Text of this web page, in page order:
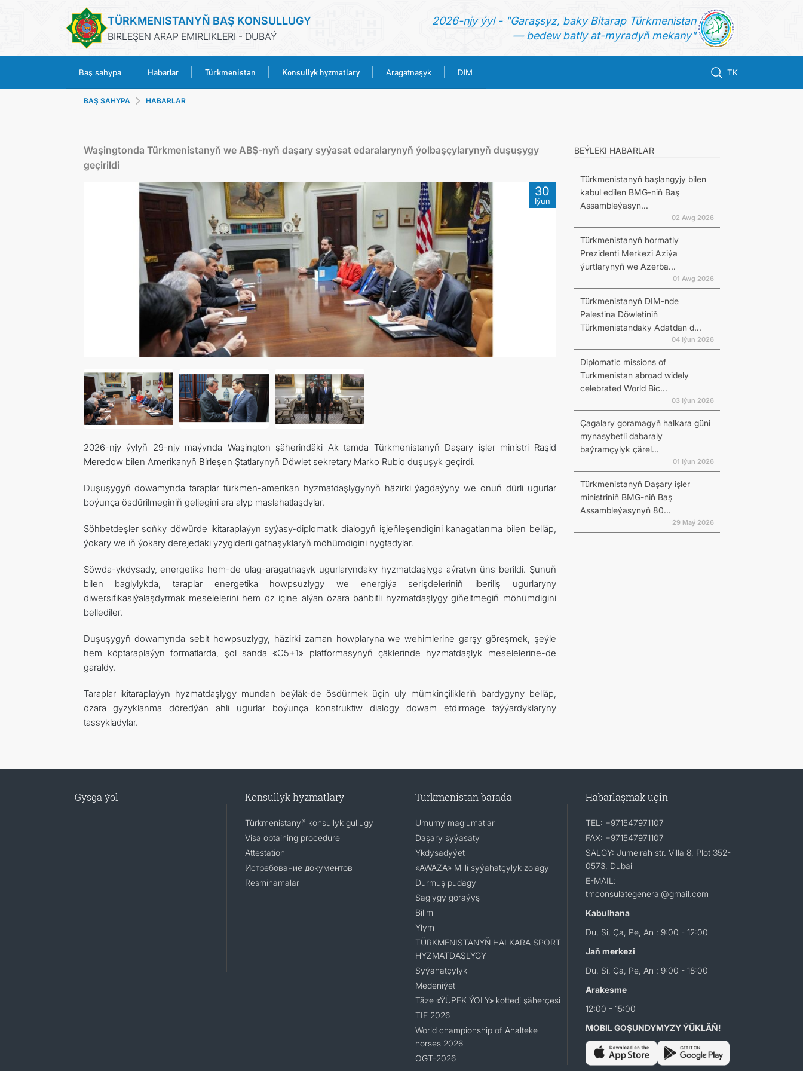
TÜRKMENISTANYŇ BAŞ KONSULLUGY
BIRLEŞEN ARAP EMIRLIKLERI - DUBAÝ
2026-njy ýyl - "Garaşsyz, baky Bitarap Türkmenistan
— bedew batly at-myradyň mekany"
Baş sahypa Habarlar Türkmenistan Konsullyk hyzmatlary Aragatnaşyk DIM TK
KONSULLYK HYZMATLARY
ARAGATNAŞYK
DIM
BAŞ SAHYPA HABARLAR
Waşingtonda Türkmenistanyň we ABŞ-nyň daşary syýasat edaralarynyň ýolbaşçylarynyň duşuşygy
geçirildi
30
Iýun
2026-njy ýylyň 29-njy maýynda Waşington şäherindäki Ak tamda Türkmenistanyň Daşary işler ministri Raşid
Meredow bilen Amerikanyň Birleşen Ştatlarynyň Döwlet sekretary Marko Rubio duşuşyk geçirdi.
Duşuşygyň dowamynda taraplar türkmen-amerikan hyzmatdaşlygynyň häzirki ýagdaýyny we onuň dürli ugurlar
boýunça ösdürilmeginiň geljegini ara alyp maslahatlaşdylar.
Söhbetdeşler soňky döwürde ikitaraplaýyn syýasy-diplomatik dialogyň işjeňleşendigini kanagatlanma bilen belläp,
ýokary we iň ýokary derejedäki yzygiderli gatnaşyklaryň möhümdigini nygtadylar.
Söwda-ykdysady, energetika hem-de ulag-aragatnaşyk ugurlaryndaky hyzmatdaşlyga aýratyn üns berildi. Şunuň
bilen baglylykda, taraplar energetika howpsuzlygy we energiýa serişdeleriniň iberiliş ugurlaryny
diwersifikasiýalaşdyrmak meselelerini hem öz içine alýan özara bähbitli hyzmatdaşlygy giňeltmegiň möhümdigini
bellediler.
Duşuşygyň dowamynda sebit howpsuzlygy, häzirki zaman howplaryna we wehimlerine garşy göreşmek, şeýle
hem köptaraplaýyn formatlarda, şol sanda «C5+1» platformasynyň çäklerinde hyzmatdaşlyk meselelerine-de
garaldy.
Taraplar ikitaraplaýyn hyzmatdaşlygy mundan beýläk-de ösdürmek üçin uly mümkinçilikleriň bardygyny belläp,
özara gyzyklanma döredýän ähli ugurlar boýunça konstruktiw dialogy dowam etdirmäge taýýardyklaryny
tassykladylar.
BEÝLEKI HABARLAR
Türkmenistanyň başlangyjy bilen
kabul edilen BMG-niň Baş
Assambleýasyn...
02 Awg 2026
Türkmenistanyň hormatly
Prezidenti Merkezi Aziýa
ýurtlarynyň we Azerba...
01 Awg 2026
Türkmenistanyň DIM-nde
Palestina Döwletiniň
Türkmenistandaky Adatdan d...
04 Iýun 2026
Diplomatic missions of
Turkmenistan abroad widely
celebrated World Bic...
03 Iýun 2026
Çagalary goramagyň halkara güni
mynasybetli dabaraly
baýramçylyk çärel...
01 Iýun 2026
Türkmenistanyň Daşary işler
ministriniň BMG-niň Baş
Assambleýasynyň 80...
29 Maý 2026
Gysga ýol Konsullyk hyzmatlary
Türkmenistanyň konsullyk gullugy
Visa obtaining procedure
Attestation
Истребование документов
Resminamalar
Türkmenistan barada
Umumy maglumatlar
Daşary syýasaty
Ykdysadyýet
«AWAZA» Milli syýahatçylyk zolagy
Durmuş pudagy
Saglygy goraýyş
Bilim
Ylym
TÜRKMENISTANYŇ HALKARA SPORT
HYZMATDAŞLYGY
Syýahatçylyk
Medeniýet
Täze «ÝÜPEK ÝOLY» kottedj şäherçesi
TIF 2026
World championship of Ahalteke
horses 2026
OGT-2026
Habarlaşmak üçin
TEL: +971547971107
FAX: +971547971107
SALGY: Jumeirah str. Villa 8, Plot 352-
0573, Dubai
E-MAIL:
tmconsulategeneral@gmail.com
Kabulhana
Du, Si, Ça, Pe, An : 9:00 - 12:00
Jaň merkezi
Du, Si, Ça, Pe, An : 9:00 - 18:00
Arakesme
12:00 - 15:00
MOBIL GOŞUNDYMYZY ÝÜKLÄŇ!